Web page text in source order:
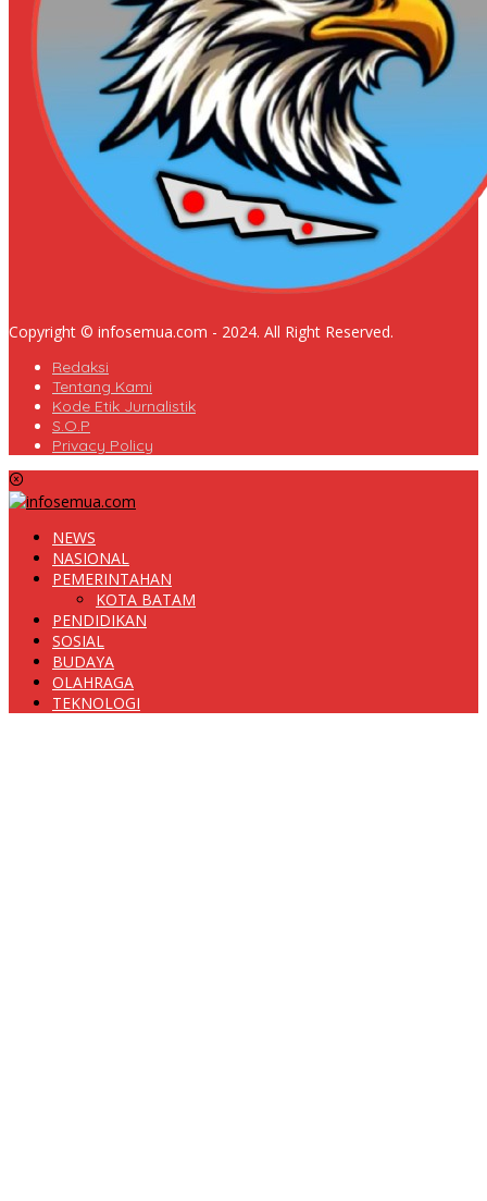
Copyright © infosemua.com - 2024. All Right Reserved.
Redaksi
Tentang Kami
Kode Etik Jurnalistik
S.O.P
Privacy Policy
NEWS
NASIONAL
PEMERINTAHAN
KOTA BATAM
PENDIDIKAN
SOSIAL
BUDAYA
OLAHRAGA
TEKNOLOGI